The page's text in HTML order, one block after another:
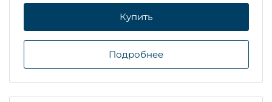
Купить
Подробнее